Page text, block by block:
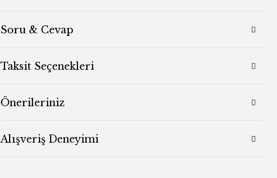
Soru & Cevap
Taksit Seçenekleri
Önerileriniz
Alışveriş Deneyimi